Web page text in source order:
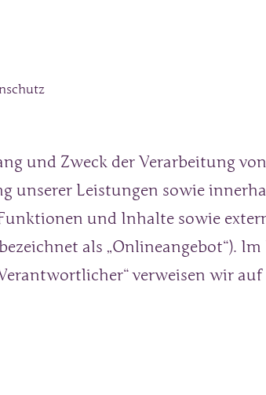
und Zweck der Verarbeitung
unserer Leistungen sowie
und Inhalte sowie
als „Onlineangebot“).
verweisen wir